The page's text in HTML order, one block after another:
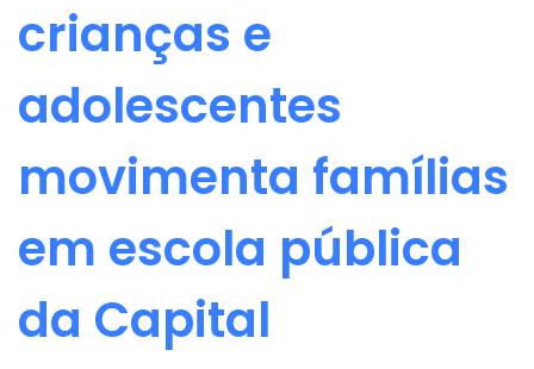
crianças e
adolescentes
movimenta famílias
em escola pública
da Capital